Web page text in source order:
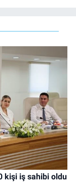
kişi iş sahibi oldu